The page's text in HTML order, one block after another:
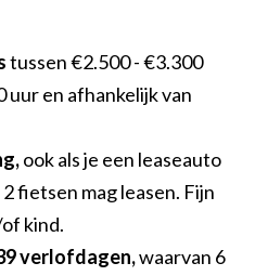
tussen €2.500 - €3.300
uur en afhankelijk van
ook als je een leaseauto
fietsen mag leasen. Fijn
kind.
verlofdagen,waarvan 6